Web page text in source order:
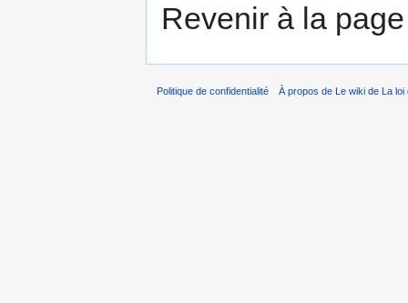
Revenir à la
Politique de confidentialité À propos de Le wiki de La loi